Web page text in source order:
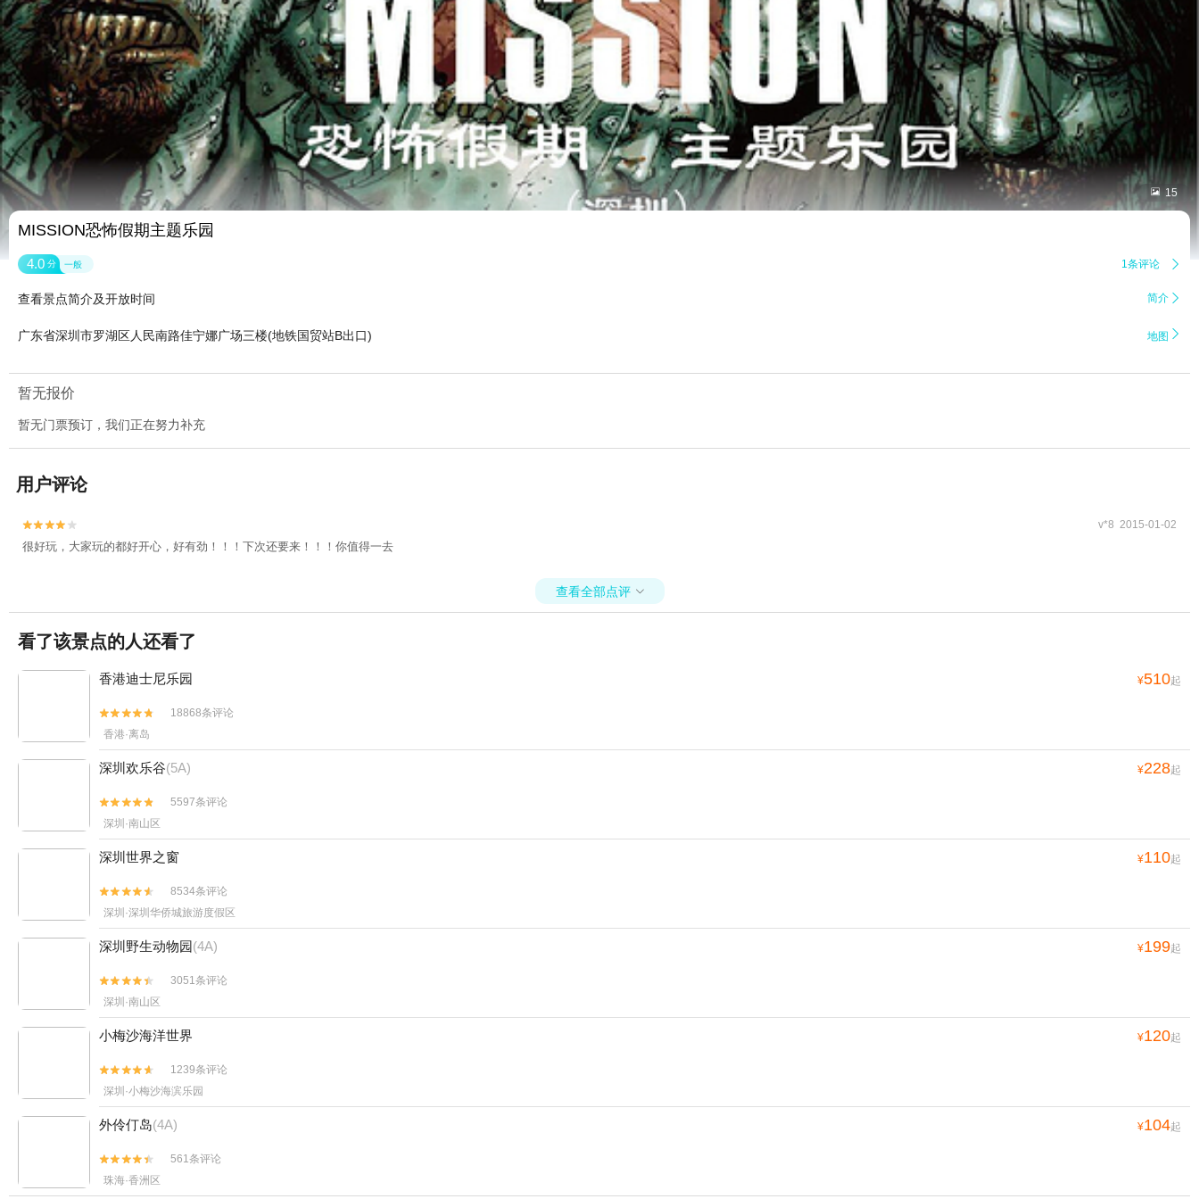
 15
MISSION恐怖假期主题乐园
4.0 分 一般 1条评论 
查看景点简介及开放时间 简介 
广东省深圳市罗湖区人民南路佳宁娜广场三楼(地铁国贸站B出口) 地图 
暂无报价
暂无门票预订，我们正在努力补充
用户评论

 v*8 2015-01-02
很好玩，大家玩的都好开心，好有劲！！！下次还要来！！！你值得一去
查看全部点评 
看了该景点的人还看了
香港迪士尼乐园 ¥510起


18868条评论
香港·离岛
深圳欢乐谷(5A) ¥228起


5597条评论
深圳·南山区
深圳世界之窗 ¥110起


8534条评论
深圳·深圳华侨城旅游度假区
深圳野生动物园(4A) ¥199起


3051条评论
深圳·南山区
小梅沙海洋世界 ¥120起


1239条评论
深圳·小梅沙海滨乐园
外伶仃岛(4A) ¥104起


561条评论
珠海·香洲区